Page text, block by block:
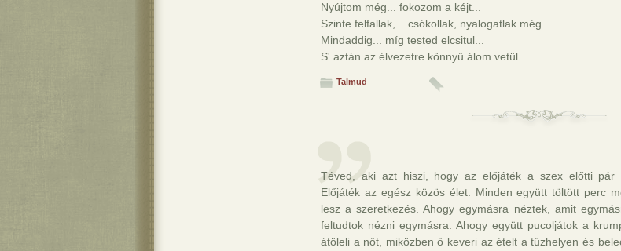
Nyújtom még... fokozom a kéjt...
Szinte felfallak,... csókollak, nyalogatlak még...
Mindaddig... míg tested elcsitul...
S' aztán az élvezetre könnyű álom vetül...
Talmud
Téved, aki azt hiszi, hogy az előjáték a szex előtti pár
Előjáték az egész közös élet. Minden együtt töltött perc
lesz a szeretkezés. Ahogy egymásra néztek, amit
feltudtok nézni egymásra. Ahogy együtt pucoljátok a
átöleli a nőt, miközben ő keveri az ételt a tűzhelyen és